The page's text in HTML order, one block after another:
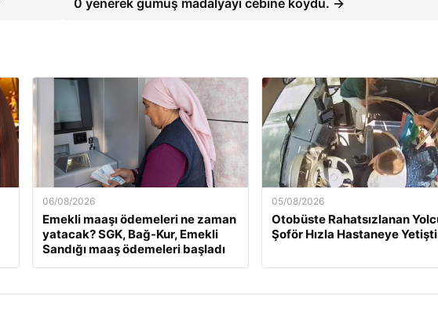
0 yenerek gümüş madalyayı cebine koydu. →
06/08/2026
Emekli maaşı ödemeleri ne zaman
yatacak? SGK, Bağ-Kur, Emekli
Sandığı maaş ödemeleri başladı
05/08/2026
Otobüste Rahatsızlanan
Şoför Hızla Hastaneye